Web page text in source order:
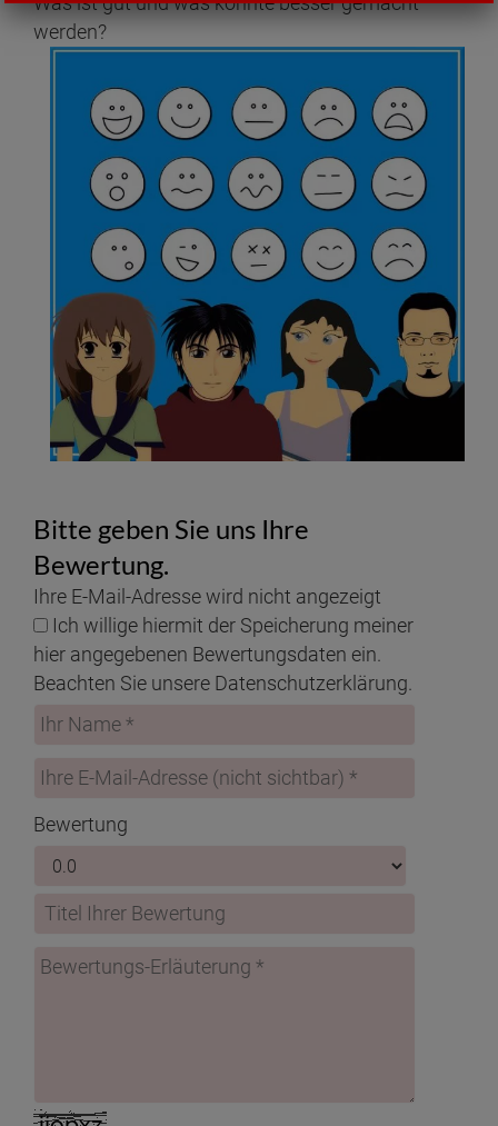
werden?
Bitte geben Sie uns Ihre
Bewertung.
Ihre E-Mail-Adresse wird nicht angezeigt
Ich willige hiermit der Speicherung meiner
hier angegebenen Bewertungsdaten ein.
Beachten Sie unsere Datenschutzerklärung.
Bewertung